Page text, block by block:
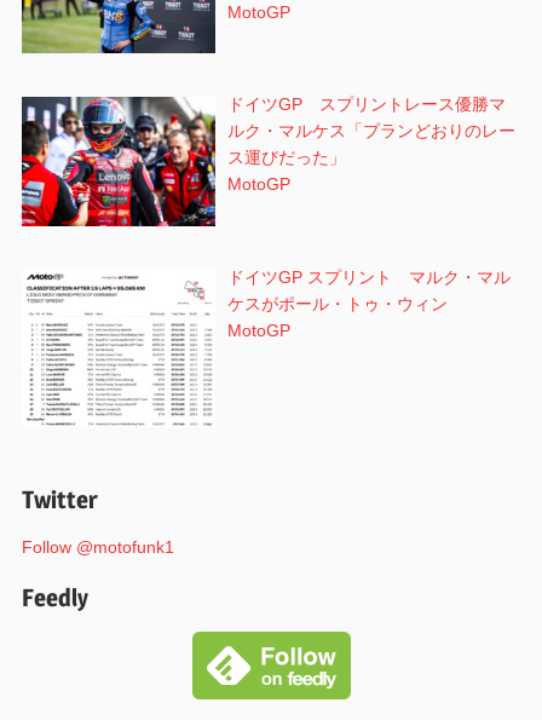
MotoGP
ドイツGP スプリントレース優勝マ
ルク・マルケス「プランどおりのレー
ス運びだった」
MotoGP
ドイツGP スプリント マルク・マル
ケスがポール・トゥ・ウィン
MotoGP
Twitter
Follow @motofunk1
Feedly